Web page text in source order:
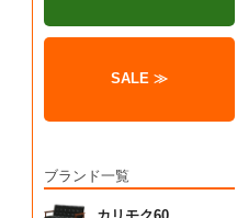
SALE ≫
ブランド一覧